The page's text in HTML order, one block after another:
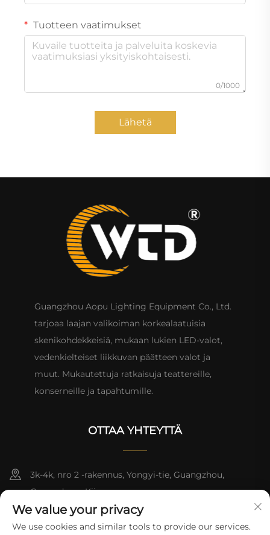
Tuotteen vaatimukset
0/1000
Lähetä
Guangzhou Aopu Lighting Equipment Co., Ltd.
tarjoaa laajan valikoiman korkealaatuisia
skenikohdekkeisiä, mukaan lukien LED-valot,
vedenkielteiset liikkuvan päätteen valot ja
muut. Mukautettuja ratkaisuja teattereille,
konserneille ja tapahtumille.
OTTAA YHTEYTTÄ
3k-4k, nro 2 -rakennus, Yongyi-tie, Guangzhou,
Guangdong, Kiina
+86-13824494018
We value your privacy
We use cookies and similar tools to provide our services.